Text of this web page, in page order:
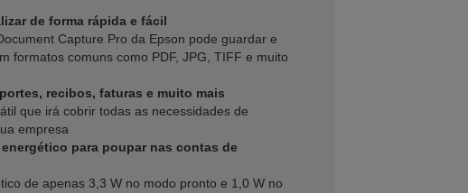
de forma rápida e fácil
Capture Pro da Epson pode guardar e
formatos comuns como PDF, JPG, TIFF e muito
recibos, faturas e muito mais
que irá cobrir todas as necessidades de
empresa
para poupar nas contas de
de apenas 3,3 W no modo pronto e 1,0 W no